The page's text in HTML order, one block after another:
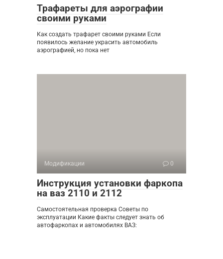
Трафареты для аэрографии
своими руками
Как создать трафарет своими руками Если
появилось желание украсить автомобиль
аэрографией, но пока нет
Модификации 0
Инструкция установки фаркопа
на ваз 2110 и 2112
Самостоятельная проверка Советы по
эксплуатации Какие факты следует знать об
автофаркопах и автомобилях ВАЗ: